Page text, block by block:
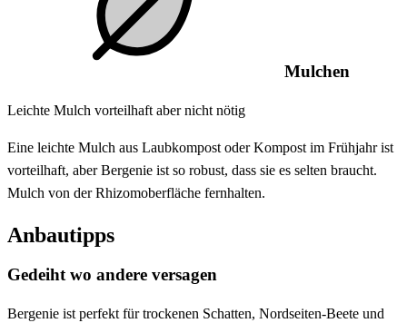
Mulchen
Leichte Mulch vorteilhaft aber nicht nötig
Eine leichte Mulch aus Laubkompost oder Kompost im Frühjahr ist
vorteilhaft, aber Bergenie ist so robust, dass sie es selten braucht.
Mulch von der Rhizomoberfläche fernhalten.
Anbautipps
Gedeiht wo andere versagen
Bergenie ist perfekt für trockenen Schatten, Nordseiten-Beete und